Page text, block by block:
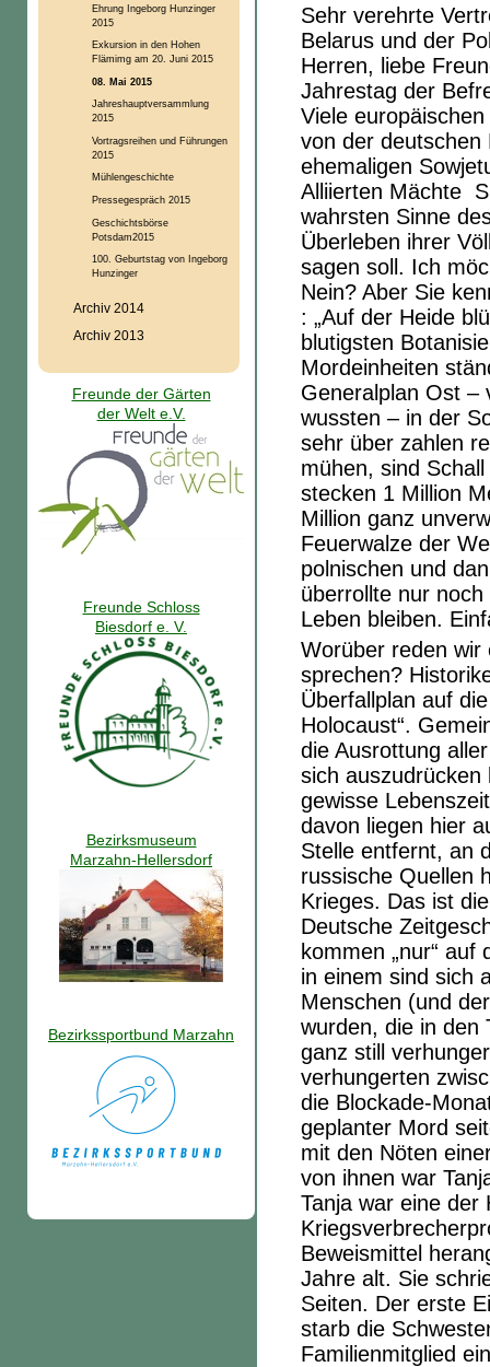
Sehr verehrte
Belarus und der
Herren, liebe
Jahrestag der
Viele
von der deutschen
ehemaligen
Alliierten Mächte
wahrsten Sinne
Überleben ihrer
sagen soll. Ich
Nein? Aber Sie
: „Auf der Heide
blutigsten
Mordeinheiten
Generalplan Ost –
wussten – in der
sehr über zahlen
mühen, sind
stecken 1 Million
Million ganz
Feuerwalze der
polnischen und
überrollte nur
Leben bleiben.
Worüber reden wir
sprechen?
Überfallplan auf
Holocaust“.
die Ausrottung
sich auszudrücken
gewisse
davon liegen hier
Stelle entfernt, an
russische Quellen
Krieges. Das ist
Deutsche
kommen „nur“
in einem sind sich
Menschen (und
wurden, die in den
ganz still
verhungerten
die Blockade-
geplanter Mord
mit den Nöten
von ihnen war
Tanja war eine der
Beweismittel
Jahre alt. Sie
Seiten. Der erste
starb die
Familienmitglied
Ehrung Ingeborg Hunzinger
2015
Exkursion in den Hohen
Flämimg am 20. Juni 2015
08. Mai 2015
Jahreshauptversammlung
2015
Vortragsreihen und Führungen
2015
Mühlengeschichte
Pressegespräch 2015
Geschichtsbörse
Potsdam2015
100. Geburtstag von Ingeborg
Hunzinger
Archiv 2014
Archiv 2013
Freunde der Gärten
der Welt e.V.
Freunde Schloss
Biesdorf e. V.
Bezirksmuseum
Marzahn-Hellersdorf
Bezirkssportbund Marzahn